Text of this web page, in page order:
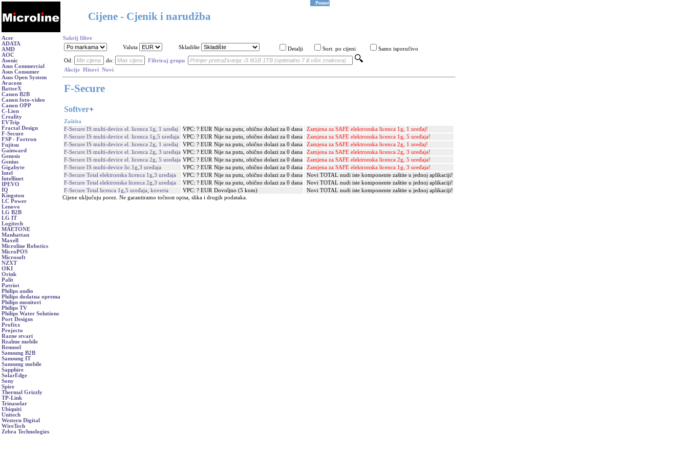
Cijene - Cjenik i narudžba
Pomoć
Acer
ADATA
AMD
AOC
Asonic
Asus Commercial
Asus Consumer
Asus Open System
Avacom
BatterX
Canon B2B
Canon foto-video
Canon OPP
C-Lion
Creality
EVTrip
Fractal Design
F-Secure
FSP - Fortron
Fujitsu
Gainward
Genesis
Genius
Gigabyte
Intel
Intellinet
IPEVO
IQ
Kingston
LC Power
Lenovo
LG B2B
LG IT
Logitech
MAETONE
Manhattan
Maxell
Microline Robotics
MicroPOS
Microsoft
NZXT
OKI
Orink
Palit
Patriot
Philips audio
Philips dodatna oprema
Philips monitori
Philips TV
Philips Water Solutions
Port Designs
Profixx
Projecto
Razne stvari
Realme mobile
Renusol
Samsung B2B
Samsung IT
Samsung mobile
Sapphire
SolarEdge
Sony
Spire
Thermal Grizzly
TP-Link
Trinasolar
Ubiquiti
Unitech
Western Digital
WireTech
Zebra Technologies
Sakrij filtre
Valuta
Skladište Detalji Sort. po cijeni Samo isporučivo
Od: do:
Filtriraj grupu
Akcije Hitovi Novi
F-Secure
Softver+
Zaštita
F-Secure IS multi-device el. licenca 1g, 1 uređaj
VPC: ? EUR Nije na putu, obično dolazi za 0 dana
Zamjena za SAFE elektronska licenca 1g, 1 uređaj!
F-Secure IS multi-device el. licenca 1g,5 uređaja
VPC: ? EUR Nije na putu, obično dolazi za 0 dana
Zamjena za SAFE elektronska licenca 1g, 5 uređaja!
F-Secure IS multi-device el. licenca 2g, 1 uređaj
VPC: ? EUR Nije na putu, obično dolazi za 0 dana
Zamjena za SAFE elektronska licenca 2g, 1 uređaj!
F-Secure IS multi-device el. licenca 2g, 3 uređaja VPC: ? EUR Nije na putu, obično dolazi za 0 dana
Zamjena za SAFE elektronska licenca 2g, 3 uređaja!
F-Secure IS multi-device el. licenca 2g, 5 uređaja VPC: ? EUR Nije na putu, obično dolazi za 0 dana
Zamjena za SAFE elektronska licenca 2g, 5 uređaja!
F-Secure IS multi-device lic.1g,3 uređaja
VPC: ? EUR Nije na putu, obično dolazi za 0 dana
Zamjena za SAFE elektronska licenca 1g, 3 uređaja!
F-Secure Total elektronska licenca 1g,3 uređaja
VPC: ? EUR Nije na putu, obično dolazi za 0 dana
Novi TOTAL nudi iste komponente zaštite u jednoj aplikaciji!
F-Secure Total elektronska licenca 2g,3 uređaja
VPC: ? EUR Nije na putu, obično dolazi za 0 dana
Novi TOTAL nudi iste komponente zaštite u jednoj aplikaciji!
F-Secure Total licenca 1g,5 uređaja, koverta
VPC: ? EUR Dovoljno (5 kom)
Novi TOTAL nudi iste komponente zaštite u jednoj aplikaciji!
Cijene uključuju porez. Ne garantiramo točnost opisa, slika i drugih podataka.